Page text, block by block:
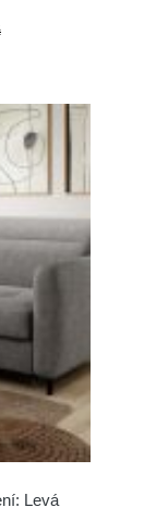
Levá